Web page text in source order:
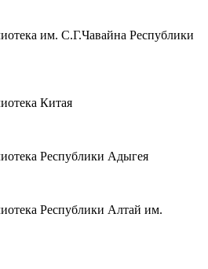
им. С.Г.Чавайна Республики
Китая
Республики Адыгея
Республики Алтай им.